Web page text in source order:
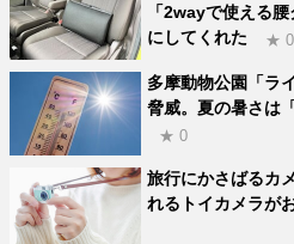
「2wayで使える
にしてくれた
★ 0
多摩動物公園「ラ
脅威。夏の暑さは
★ 0
旅行にかさばるカ
れるトイカメラが